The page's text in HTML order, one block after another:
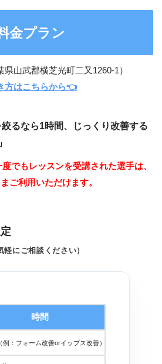
金プラン
県山武郡横芝光町二又1260-1）
方はこちらから👈
絞るなら1時間、じっくり改善する
でもレッスンを受講された選手は、
ご利用いただけます。
軽にご相談ください）
時間
（例：フォーム改善orイップス改善）